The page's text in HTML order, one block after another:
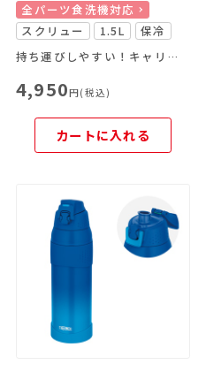
全パーツ食洗機対応
スクリュー
1.5L
保冷
持ち運びしやすい！キャリーループ付きのスポーツボトル
4,950円(税込)
カートに入れる